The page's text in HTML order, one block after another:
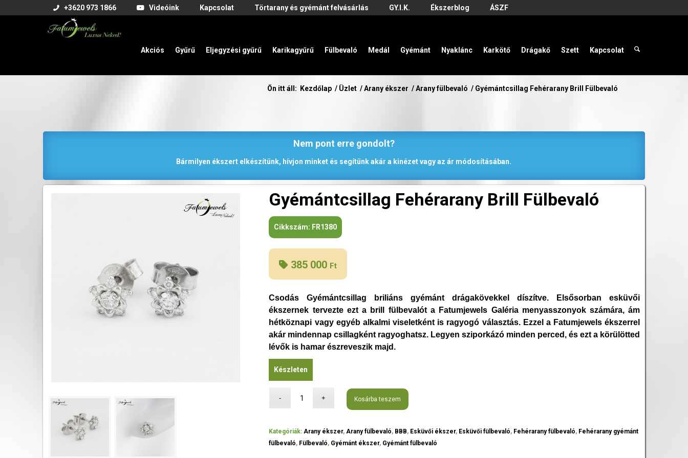
+3620 973 1866 Videóink Kapcsolat Törtarany és gyémánt felvásárlás GY.I.K. Ékszerblog ÁSZF
Akciós Gyűrű Eljegyzési gyűrű Karikagyűrű Fülbevaló Medál Gyémánt Nyaklánc Karkötő Drágakő Szett Kapcsolat
Ön itt áll: Kezdőlap / Üzlet / Arany ékszer / Arany fülbevaló / Gyémántcsillag Fehérarany Brill Fülbevaló
Nem pont erre gondolt?
Bármilyen ékszert elkészítünk, hívjon minket és segítünk akár a kinézet vagy az ár módosításában.
Gyémántcsillag Fehérarany Brill Fülbevaló
Cikkszám: FR1380
385 000 Ft
Csodás Gyémántcsillag briliáns gyémánt drágakövekkel díszítve. Elsősorban esküvői
ékszernek tervezte ezt a brill fülbevalót a Fatumjewels Galéria menyasszonyok számára, ám
hétköznapi vagy egyéb alkalmi viseletként is ragyogó választás. Ezzel a Fatumjewels ékszerrel
akár mindennap csillagként ragyoghatsz. Legyen sziporkázó minden perced, és ezt a körülötted
lévők is hamar észreveszik majd.
Készleten
Kosárba teszem
Kategóriák:Arany ékszer,Arany fülbevaló, BBB, Esküvői ékszer, Esküvői fülbevaló, Fehérarany fülbevaló, Fehérarany gyémánt
fülbevaló, Fülbevaló, Gyémánt ékszer, Gyémánt fülbevaló